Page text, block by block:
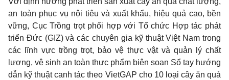
an toàn phục vụ nội tiêu và xuất khẩu, hiệu quả cao, bền
vững, Cục Trồng trọt phối hợp với Tổ chức Hợp tác phát
triển Đức (GIZ) và các chuyên gia kỹ thuật Việt Nam trong
các lĩnh vực trồng trọt, bảo vệ thực vật và quản lý chất
lượng, vệ sinh an toàn thực phẩm biên soạn Sổ tay hướng
dẫn kỹ thuật canh tác theo VietGAP cho 10 loại cây ăn quả